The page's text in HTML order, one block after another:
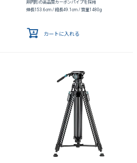
非円形の高品質カーボンパイプを採用
伸長153.6cm / 縮長49.1cm / 質量1480g
カートに入れる